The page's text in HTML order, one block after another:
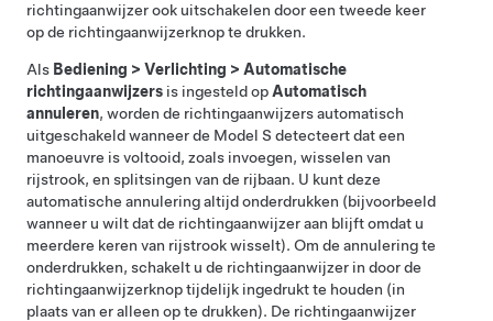
richtingaanwijzer ook uitschakelen door een tweede keer
op de richtingaanwijzerknop te drukken.
Als Bediening > Verlichting > Automatische
richtingaanwijzers is ingesteld op Automatisch
annuleren, worden de richtingaanwijzers automatisch
uitgeschakeld wanneer de Model S detecteert dat een
manoeuvre is voltooid, zoals invoegen, wisselen van
rijstrook, en splitsingen van de rijbaan. U kunt deze
automatische annulering altijd onderdrukken (bijvoorbeeld
wanneer u wilt dat de richtingaanwijzer aan blijft omdat u
meerdere keren van rijstrook wisselt). Om de annulering te
onderdrukken, schakelt u de richtingaanwijzer in door de
richtingaanwijzerknop tijdelijk ingedrukt te houden (in
plaats van er alleen op te drukken). De richtingaanwijzer